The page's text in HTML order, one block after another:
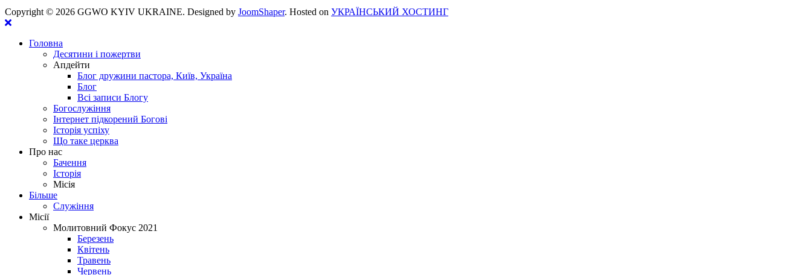
Copyright © 2026 GGWO KYIV UKRAINE. Designed by JoomShaper. Hosted on УКРАЇНСЬКИЙ ХОСТИНГ
Головна
Десятини і пожертви
Апдейти
Блог дружини пастора, Київ, Україна
Блог
Всі записи Блогу
Богослужіння
Інтернет підкорений Богові
Історія успіху
Що таке церква
Про нас
Бачення
Історія
Місія
Більше
Служіння
Місії
Молитовний Фокус 2021
Березень
Квітень
Травень
Червень